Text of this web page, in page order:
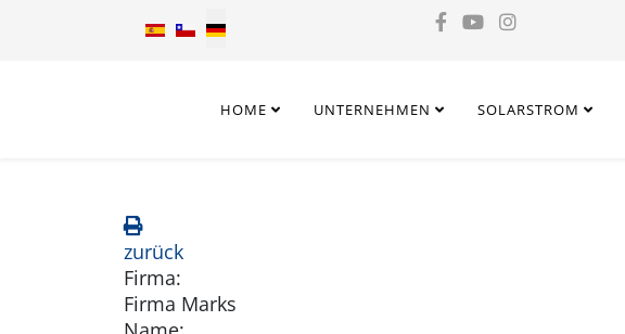
Sprache auswählen
HOME UNTERNEHMEN SOLARSTROM
zurück
Firma:
Firma Marks